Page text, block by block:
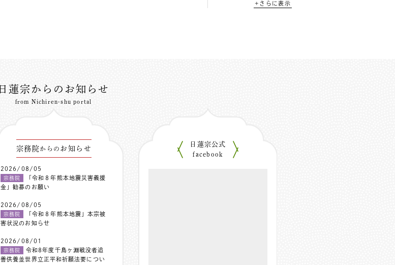
+さらに表示
日蓮宗からのお知らせ
from Nichiren-shu portal
宗務院からの お知らせ
2026/08/05
宗務院
「令和８年熊本地震災害義援
金」勧募のお願い
2026/08/05
宗務院
「令和８年熊本地震」本宗被
害状況のお知らせ
2026/08/01
宗務院
令和8年度千鳥ヶ淵戦没者追
善供養並世界立正平和祈願法要につい
日蓮宗公式
facebook